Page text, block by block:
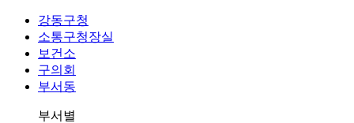
강동구청
소통구청장실
보건소
구의회
부서동
부서별